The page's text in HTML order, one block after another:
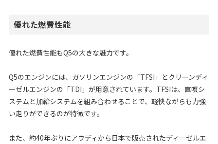
優れた燃費性能
優れた燃費性能もQ5の大きな魅力です。
Q5のエンジンには、ガソリンエンジンの「TFSI」とクリーンディ
ーゼルエンジンの「TDI」が用意されています。TFSIは、直噴シ
ステムと加給システムを組み合わせることで、軽快ながらも力強
い走りができるのが特徴です。
また、約40年ぶりにアウディから日本で販売されたディーゼルエ